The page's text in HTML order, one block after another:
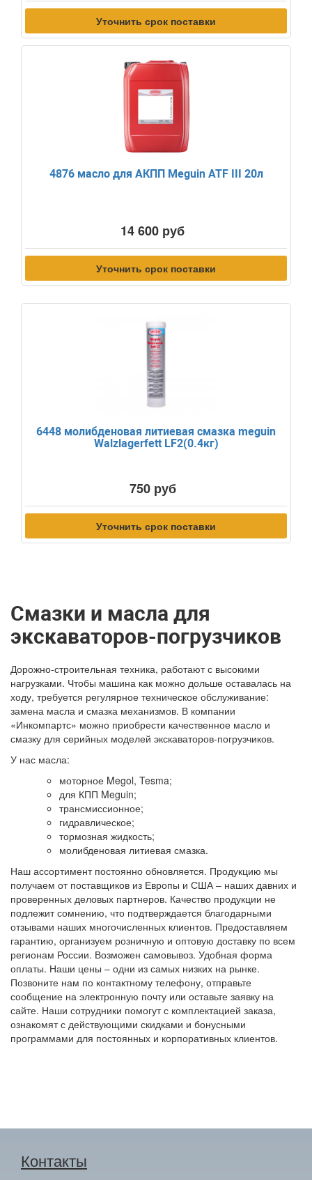
Уточнить срок поставки
4876 масло для АКПП Meguin ATF III 20л
14 600 руб
Уточнить срок поставки
6448 молибденовая литиевая смазка meguin
Walzlagerfett LF2(0.4кг)
750 руб
Уточнить срок поставки
Смазки и масла для
экскаваторов-погрузчиков
Дорожно-строительная техника, работают с высокими
нагрузками. Чтобы машина как можно дольше оставалась на
ходу, требуется регулярное техническое обслуживание:
замена масла и смазка механизмов. В компании
«Инкомпартс» можно приобрести качественное масло и
смазку для серийных моделей экскаваторов-погрузчиков.
У нас масла:
моторное Megol, Tesma;
для КПП Meguin;
трансмиссионное;
гидравлическое;
тормозная жидкость;
молибденовая литиевая смазка.
Наш ассортимент постоянно обновляется. Продукцию мы
получаем от поставщиков из Европы и США – наших давних и
проверенных деловых партнеров. Качество продукции не
подлежит сомнению, что подтверждается благодарными
отзывами наших многочисленных клиентов. Предоставляем
гарантию, организуем розничную и оптовую доставку по всем
регионам России. Возможен самовывоз. Удобная форма
оплаты. Наши цены – одни из самых низких на рынке.
Позвоните нам по контактному телефону, отправьте
сообщение на электронную почту или оставьте заявку на
сайте. Наши сотрудники помогут с комплектацией заказа,
ознакомят с действующими скидками и бонусными
программами для постоянных и корпоративных клиентов.
Контакты